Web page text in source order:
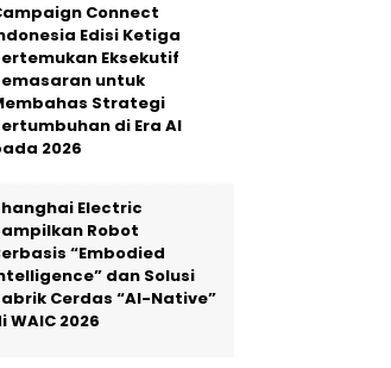
Connect
Edisi Ketiga
Eksekutif
untuk
Strategi
di Era AI
2026
Electric
Robot
“Embodied
dan Solusi
Cerdas “AI-Native”
WAIC 2026